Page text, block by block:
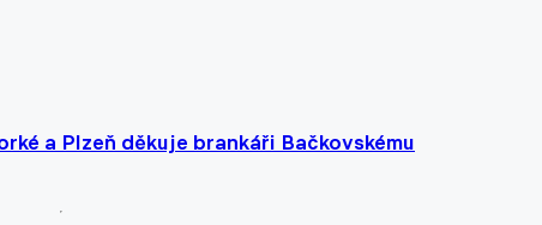
a Plzeň děkuje brankáři Bačkovskému